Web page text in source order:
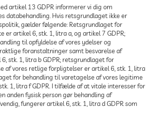
artikel 13 GDPR informerer vi dig om
databehandling. Hvis retsgrundlaget ikke er
gælder følgende: Retsgrundlaget for
er artikel 6, stk. 1, litra a, og artikel 7 GDPR;
til opfyldelse af vores ydelser og
foranstaltninger samt besvarelse af
stk. 1, litra b GDPR; retsgrundlaget for
af vores retlige forpligtelser er artikel 6, stk. 1, litra
for behandling til varetagelse af vores legitime
1, litra f GDPR. I tilfælde af at vitale interesser for
anden fysisk person gør behandling af
fungerer artikel 6, stk. 1, litra d GDPR som